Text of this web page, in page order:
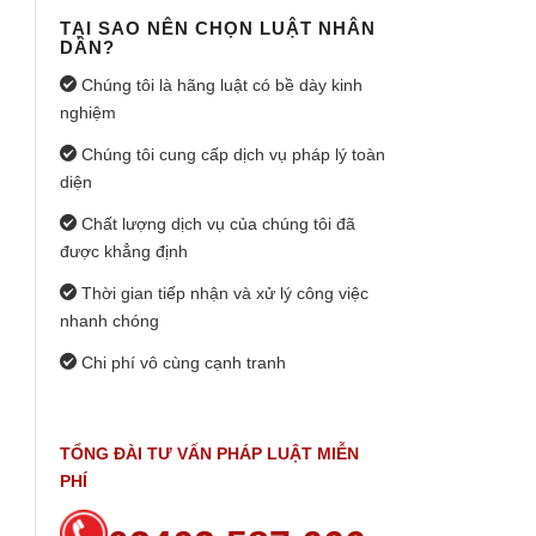
TẠI SAO NÊN CHỌN LUẬT NHÂN
DÂN?
Chúng tôi là hãng luật có bề dày kinh
nghiệm
Chúng tôi cung cấp dịch vụ pháp lý toàn
diện
Chất lượng dịch vụ của chúng tôi đã
được khẳng định
Thời gian tiếp nhận và xử lý công việc
nhanh chóng
Chi phí vô cùng cạnh tranh
TỔNG ĐÀI TƯ VẤN PHÁP LUẬT MIỄN
PHÍ